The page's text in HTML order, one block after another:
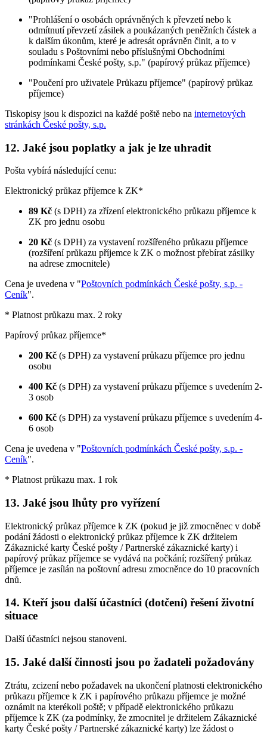
"Prohlášení o osobách oprávněných k převzetí nebo k
odmítnutí převzetí zásilek a poukázaných peněžních částek a
k dalším úkonům, které je adresát oprávněn činit, a to v
souladu s Poštovními nebo příslušnými Obchodními
podmínkami České pošty, s.p." (papírový průkaz příjemce)
"Poučení pro uživatele Průkazu příjemce" (papírový průkaz
příjemce)
Tiskopisy jsou k dispozici na každé poště nebo na internetových
stránkách České pošty, s.p.
12. Jaké jsou poplatky a jak je lze uhradit
Pošta vybírá následující cenu:
Elektronický průkaz příjemce k ZK*
89 Kč (s DPH) za zřízení elektronického průkazu příjemce k
ZK pro jednu osobu
20 Kč (s DPH) za vystavení rozšířeného průkazu příjemce
(rozšíření průkazu příjemce k ZK o možnost přebírat zásilky
na adrese zmocnitele)
Cena je uvedena v "Poštovních podmínkách České pošty, s.p. -
Ceník".
* Platnost průkazu max. 2 roky
Papírový průkaz příjemce*
200 Kč (s DPH) za vystavení průkazu příjemce pro jednu
osobu
400 Kč (s DPH) za vystavení průkazu příjemce s uvedením 2-
3 osob
600 Kč (s DPH) za vystavení průkazu příjemce s uvedením 4-
6 osob
Cena je uvedena v "Poštovních podmínkách České pošty, s.p. -
Ceník".
* Platnost průkazu max. 1 rok
13. Jaké jsou lhůty pro vyřízení
Elektronický průkaz příjemce k ZK (pokud je již zmocněnec v době
podání žádosti o elektronický průkaz příjemce k ZK držitelem
Zákaznické karty České pošty / Partnerské zákaznické karty) i
papírový průkaz příjemce se vydává na počkání; rozšířený průkaz
příjemce je zasílán na poštovní adresu zmocněnce do 10 pracovních
dnů.
14. Kteří jsou další účastníci (dotčení) řešení životní
situace
Další účastníci nejsou stanoveni.
15. Jaké další činnosti jsou po žadateli požadovány
Ztrátu, zcizení nebo požadavek na ukončení platnosti elektronického
průkazu příjemce k ZK i papírového průkazu příjemce je možné
oznámit na kterékoli poště; v případě elektronického průkazu
příjemce k ZK (za podmínky, že zmocnitel je držitelem Zákaznické
karty České pošty / Partnerské zákaznické karty) lze žádost o